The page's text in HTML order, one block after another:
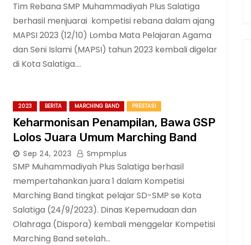
Tim Rebana SMP Muhammadiyah Plus Salatiga
berhasil menjuarai kompetisi rebana dalam ajang
MAPSI 2023 (12/10) Lomba Mata Pelajaran Agama
dan Seni Islami (MAPSI) tahun 2023 kembali digelar
di Kota Salatiga.…
2023 BERITA MARCHING BAND PRESTASI
Keharmonisan Penampilan, Bawa GSP
Lolos Juara Umum Marching Band
Sep 24, 2023 Smpmplus
SMP Muhammadiyah Plus Salatiga berhasil
mempertahankan juara 1 dalam Kompetisi
Marching Band tingkat pelajar SD-SMP se Kota
Salatiga (24/9/2023). Dinas Kepemudaan dan
Olahraga (Dispora) kembali menggelar Kompetisi
Marching Band setelah…